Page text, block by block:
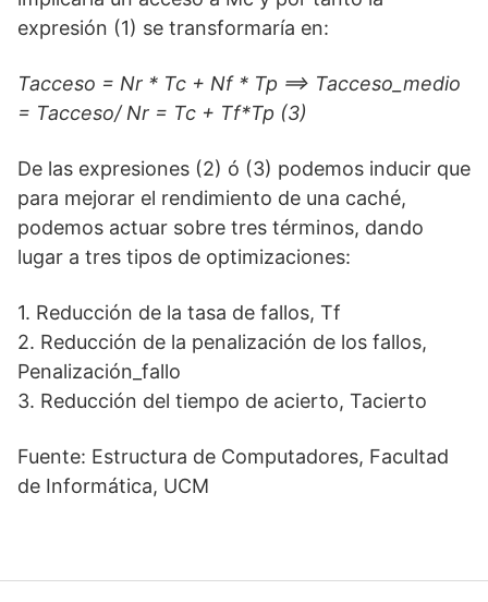
expresión (1) se transformaría en:
Tacceso = Nr * Tc + Nf * Tp ==> Tacceso_medio
= Tacceso/ Nr = Tc + Tf*Tp (3)
De las expresiones (2) ó (3) podemos inducir que
para mejorar el rendimiento de una caché,
podemos actuar sobre tres términos, dando
lugar a tres tipos de optimizaciones:
1. Reducción de la tasa de fallos, Tf
2. Reducción de la penalización de los fallos,
Penalización_fallo
3. Reducción del tiempo de acierto, Tacierto
Fuente: Estructura de Computadores, Facultad
de Informática, UCM